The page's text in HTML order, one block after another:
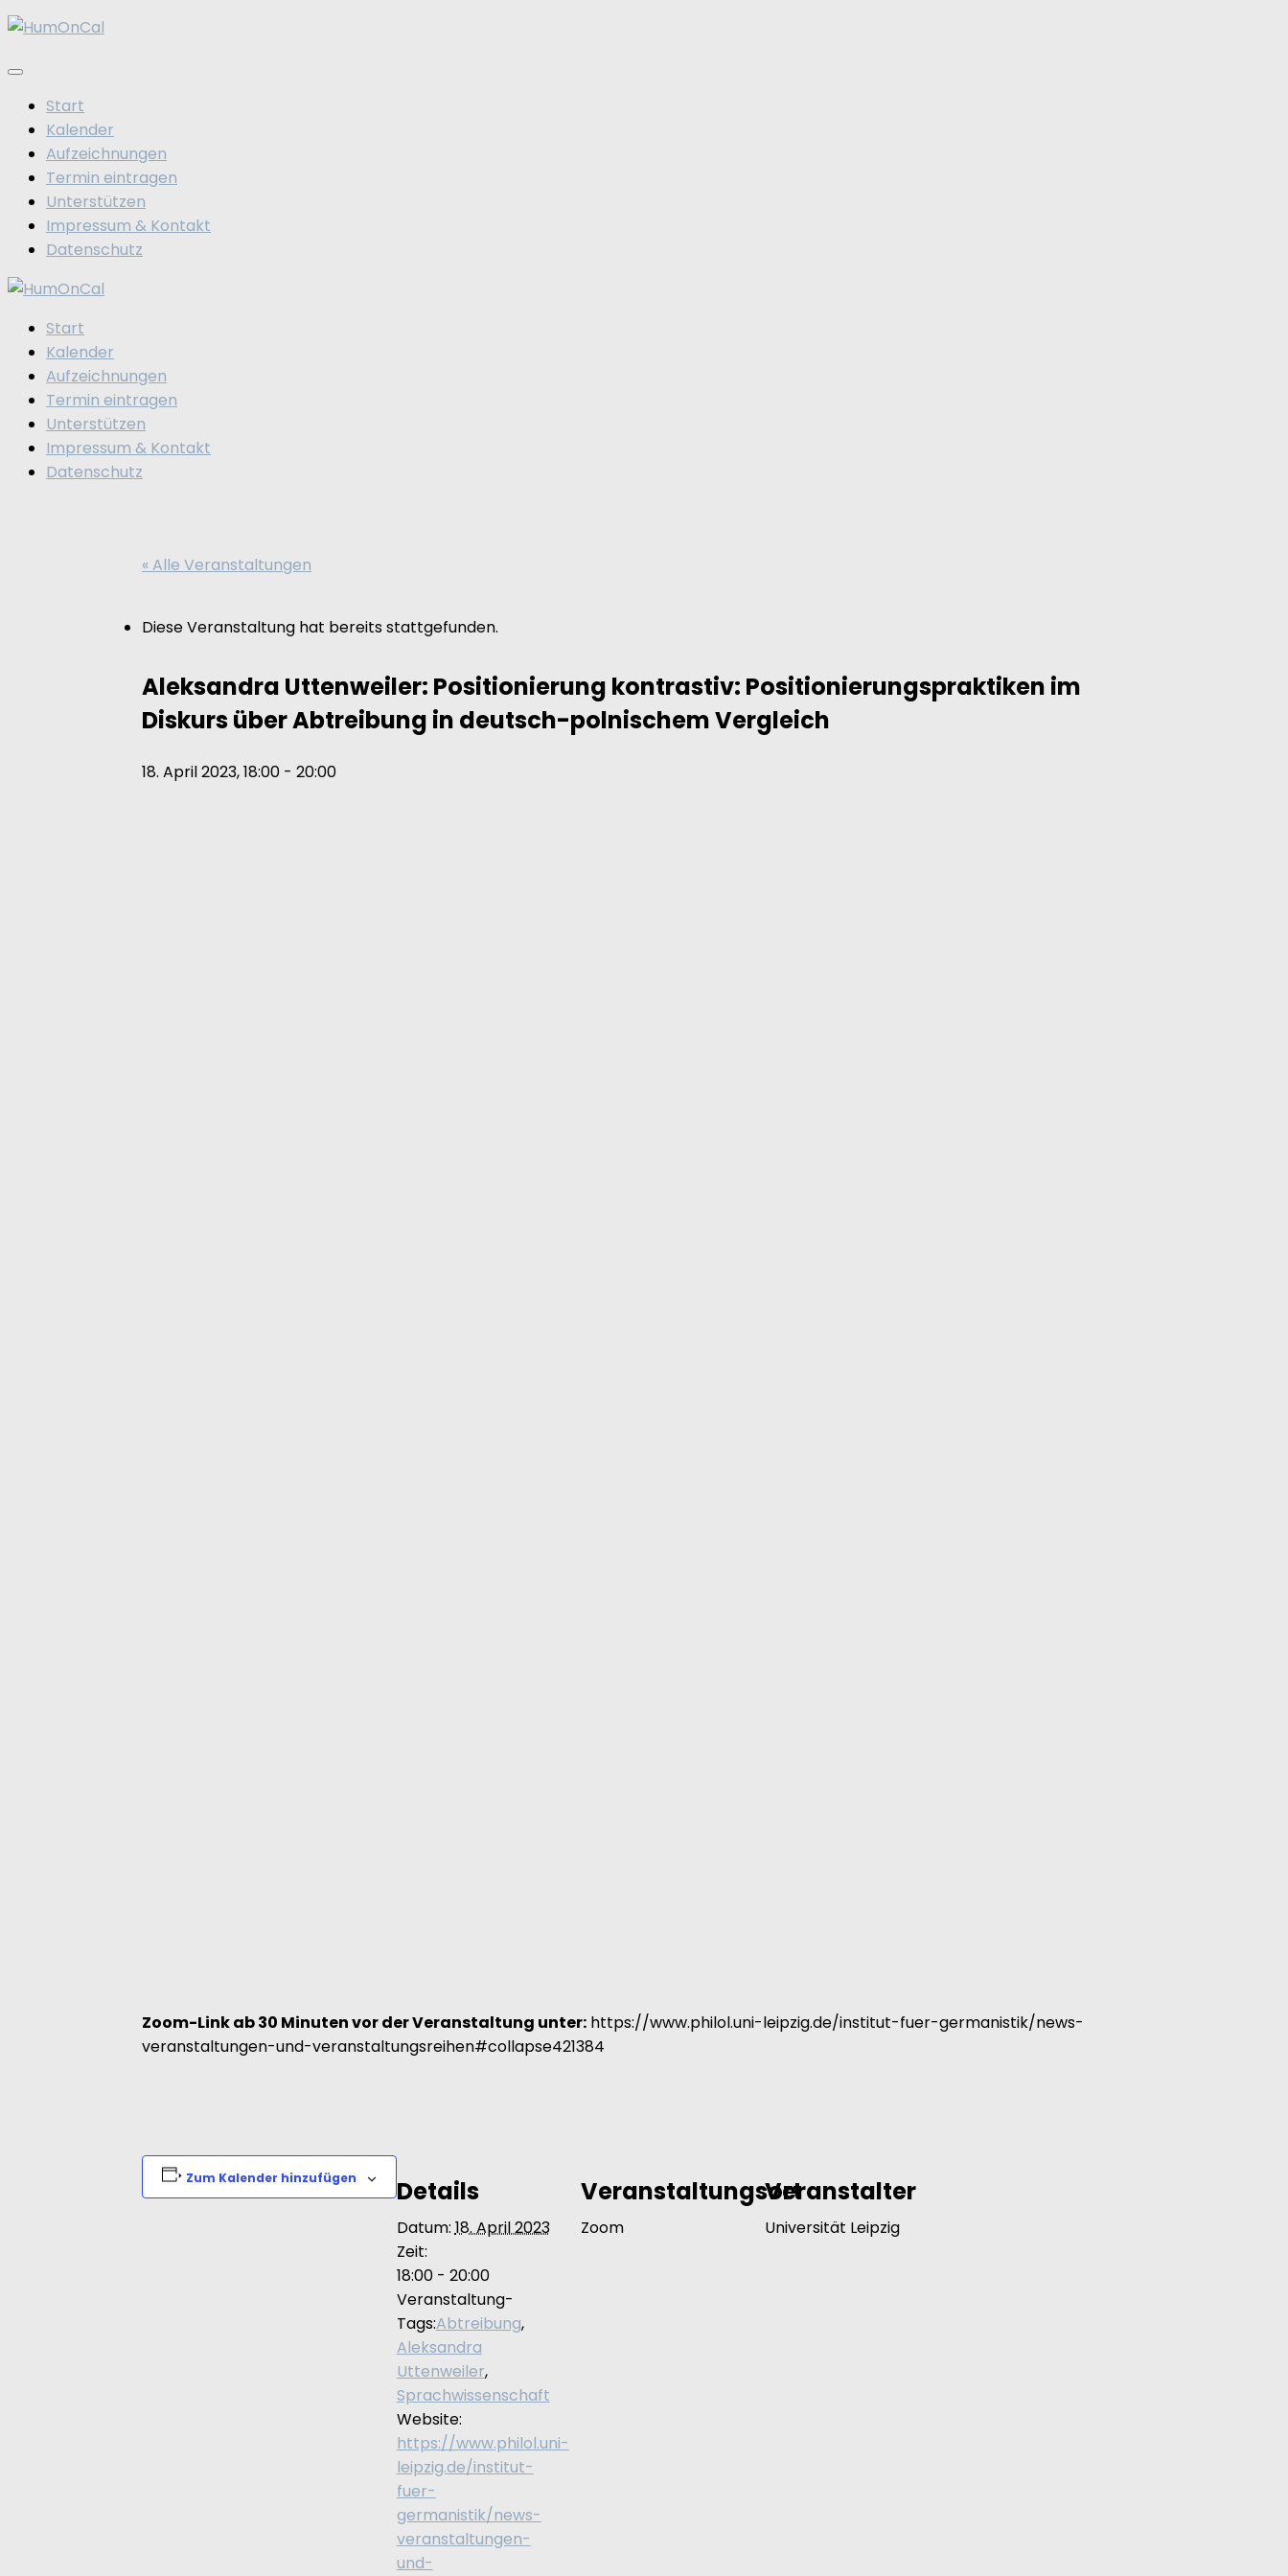
Zum
springen
Start
Kalender
Aufzeichnungen
Termin eintragen
Unterstützen
Impressum & Kontakt
Datenschutz
Start
Kalender
Aufzeichnungen
Termin eintragen
Unterstützen
Impressum & Kontakt
Datenschutz
« Alle Veranstaltungen
Diese Veranstaltung hat bereits stattgefunden.
Aleksandra Uttenweiler: Positionierung kontrastiv: Positionierungspraktiken im
Diskurs über Abtreibung in deutsch-polnischem Vergleich
18. April 2023, 18:00 - 20:00
Zoom-Link ab 30 Minuten vor der Veranstaltung unter: https://www.philol.uni-leipzig.de/institut-fuer-germanistik/news-
veranstaltungen-und-veranstaltungsreihen#collapse421384
Zum Kalender hinzufügen Details
Datum: 18. April 2023
Zeit:
18:00 - 20:00
Veranstaltung-
Tags:Abtreibung,
Aleksandra
Uttenweiler,
Sprachwissenschaft
Website:
https://www.philol.uni-
leipzig.de/institut-
fuer-
germanistik/news-
veranstaltungen-
und-
Veranstaltungsort
Zoom
Veranstalter
Universität Leipzig